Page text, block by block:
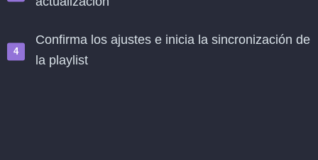
Confirma los ajustes e inicia la sincronización de
la playlist